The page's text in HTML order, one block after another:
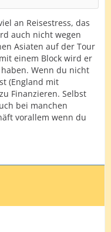
an Reisestress, das
auch nicht wegen
Asiaten auf der Tour
einem Block wird er
Wenn du nicht
(England mit
Finanzieren. Selbst
bei manchen
vorallem wenn du